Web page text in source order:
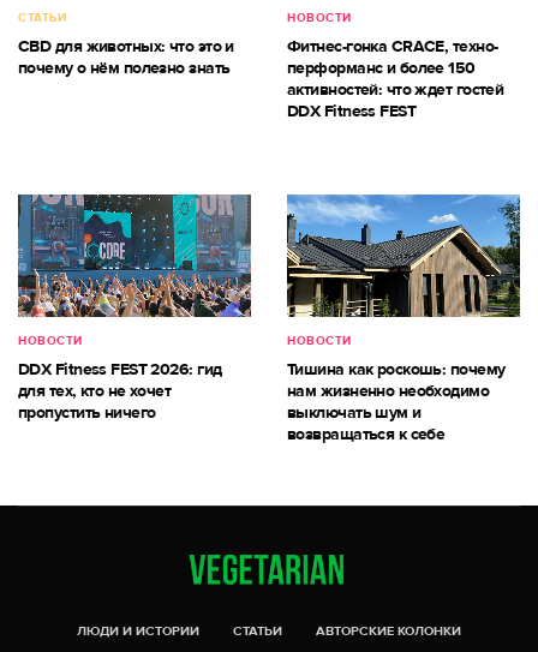
СТАТЬИ
CBD для животных: что это и
почему о нём полезно знать
НОВОСТИ
Фитнес-гонка CRACE, техно-
перформанс и более 150
активностей: что ждет гостей
DDX Fitness FEST
НОВОСТИ
DDX Fitness FEST 2026: гид
для тех, кто не хочет
пропустить ничего
НОВОСТИ
Тишина как роскошь: почему
нам жизненно необходимо
выключать шум и
возвращаться к себе
ЛЮДИ И ИСТОРИИ СТАТЬИ АВТОРСКИЕ КОЛОНКИ